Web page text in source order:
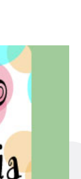
concepita